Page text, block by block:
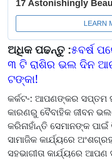
ଅଧିକ ପଢନ୍ତୁ :୫ବର୍ଷ
୩ ଟି ରାଶିର ଭଲ ଦିନ
ଟଙ୍କା!
କର୍କଟ-: ଆପଣଙ୍କର
କାରଣରୁ ବୈବାହିକ ଜୀବନ
କରିନାହାଁନ୍ତି ସେମାନଙ୍କ
ସାମାଜିକ କାର୍ଯ୍ୟରେ
ସହଭାଗୀତା କାର୍ଯ୍ୟରେ